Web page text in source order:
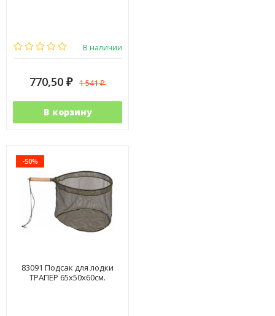
В наличии
770,50 ₽ 1 541₽
В корзину
-50%
83091 Подсак для лодки
ТРАПЕР 65x50x60см.